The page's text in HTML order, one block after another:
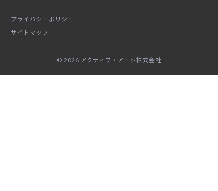
プライバシーポリシー
サイトマップ
© 2026 アクティブ・アート株式会社